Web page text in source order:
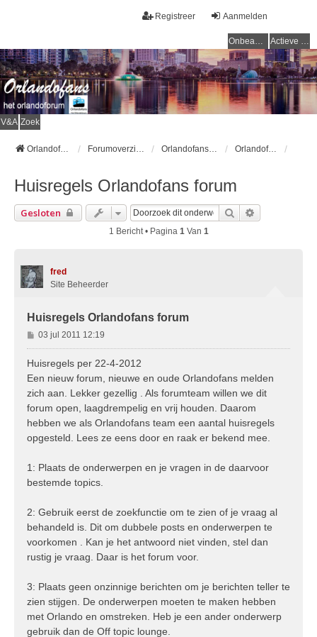
Aanmelden
Registreer
Onbeantwoorde onderwerpen Actieve onderwerpen
V&A Zoek
Orlandofans Homepage Forumoverzicht Orlandofans forum Orlandofans forumregels
Huisregels Orlandofans forum
Gesloten Zoek
1 Bericht • Pagina 1Van 1
fred
Site Beheerder
Huisregels Orlandofans forum
B
e
c
h
t
03 jul 2011 12:19
Huisregels per 22-4-2012
Een nieuw forum, nieuwe en oude Orlandofans melden
zich aan. Lekker gezellig . Als forumteam willen we dit
forum open, laagdrempelig en vrij houden. Daarom
hebben we als Orlandofans team een aantal huisregels
opgesteld. Lees ze eens door en raak er bekend mee.
1: Plaats de onderwerpen en je vragen in de daarvoor
bestemde topics.
2: Gebruik eerst de zoekfunctie om te zien of je vraag al
behandeld is. Dit om dubbele posts en onderwerpen te
voorkomen . Kan je het antwoord niet vinden, stel dan
rustig je vraag. Daar is het forum voor.
3: Plaats geen onzinnige berichten om je berichten teller te
zien stijgen. De onderwerpen moeten te maken hebben
met Orlando en omstreken. Heb je een ander onderwerp
gebruik dan de Off topic lounge.